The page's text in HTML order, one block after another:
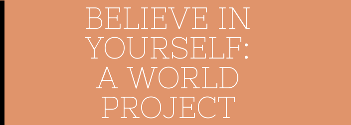
BELIEVE IN
YOURSELF:
A WORLD
PROJECT